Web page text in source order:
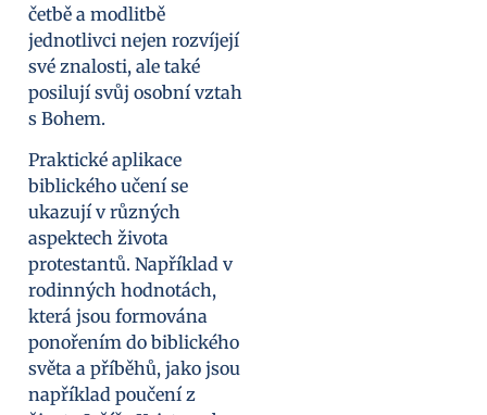
četbě a modlitbě
jednotlivci nejen rozvíjejí
své znalosti, ale také
posilují svůj osobní vztah
s Bohem.
Praktické aplikace
biblického učení se
ukazují v různých
aspektech života
protestantů. Například v
rodinných hodnotách,
která jsou formována
ponořením do biblického
světa a příběhů, jako jsou
například poučení z